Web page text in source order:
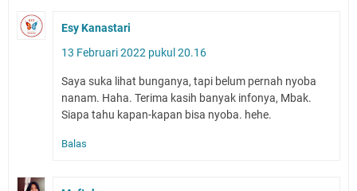
Esy Kanastari
13 Februari 2022 pukul 20.16
Saya suka lihat bunganya, tapi belum pernah nyoba
nanam. Haha. Terima kasih banyak infonya, Mbak.
Siapa tahu kapan-kapan bisa nyoba. hehe.
Balas